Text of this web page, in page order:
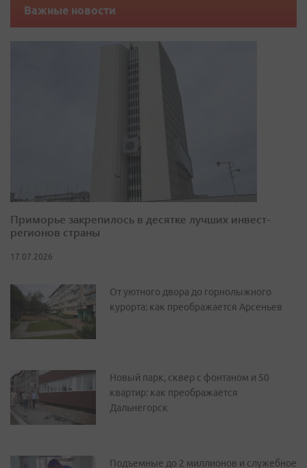
Важные новости
Приморье закрепилось в десятке лучших инвест-
регионов страны
17.07.2026
От уютного двора до горнолыжного
курорта: как преображается Арсеньев
Новый парк, сквер с фонтаном и 50
квартир: как преображается
Дальнегорск
Подъемные до 2 миллионов и служебное